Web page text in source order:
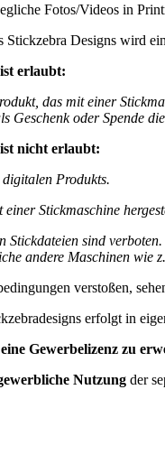
Fotos/Videos in
Designs wird
erlaubt:
das mit einer
Geschenk oder Spende
nicht erlaubt:
digitalen Produkts.
einer Stickmaschine
Stickdateien sind verboten.
andere Maschinen wie
verstoßen,
erfolgt in
Gewerbelizenz zu
Nutzung der